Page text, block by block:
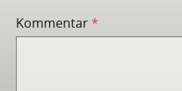
Kommentar*